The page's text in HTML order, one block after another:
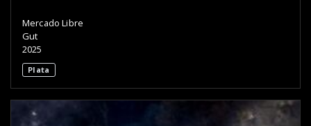
Mercado Libre
Gut
2025
Plata